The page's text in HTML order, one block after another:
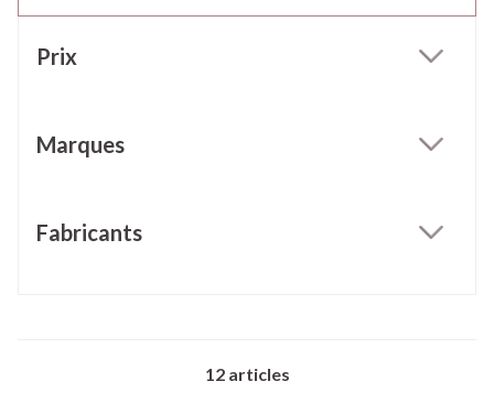
Prix
Marques
Fabricants
12articles